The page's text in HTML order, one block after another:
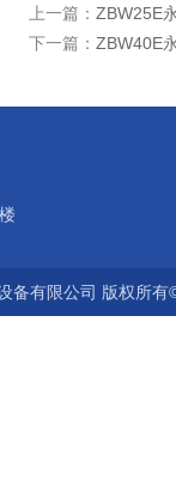
上一篇： ZBW25E
下一篇： ZBW40E
备有限公司 版权所